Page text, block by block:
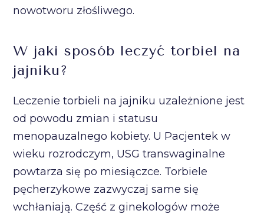
nowotworu złośliwego.
W jaki sposób leczyć torbiel na
jajniku?
Leczenie torbieli na jajniku uzależnione jest
od powodu zmian i statusu
menopauzalnego kobiety. U Pacjentek w
wieku rozrodczym, USG transwaginalne
powtarza się po miesiączce. Torbiele
pęcherzykowe zazwyczaj same się
wchłaniają. Część z ginekologów może